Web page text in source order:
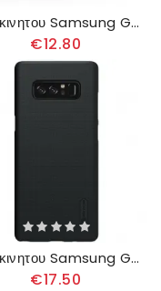
θηκη κινητου Samsung Galaxy Note 8 Άκαμπτη Φανταχτερή Θήκη Κάρτας
€12.80
θηκη κινητου Samsung Galaxy Note 8 Hard Frost Nillkin
€17.50